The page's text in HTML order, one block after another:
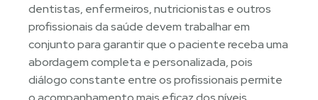
dentistas, enfermeiros, nutricionistas e outros
profissionais da saúde devem trabalhar em
conjunto para garantir que o paciente receba uma
abordagem completa e personalizada, pois
diálogo constante entre os profissionais permite